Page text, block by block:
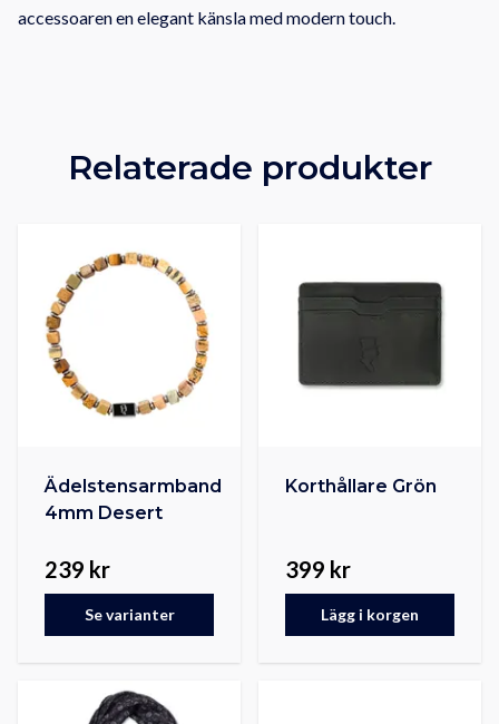
accessoaren en elegant känsla med modern touch.
Relaterade produkter
Ädelstensarmband
4mm Desert
239 kr
Se varianter
Korthållare Grön
399 kr
Lägg i korgen